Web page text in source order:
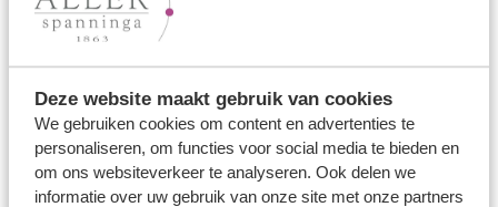
Deze website maakt gebruik van cookies
We gebruiken cookies om content en advertenties te
personaliseren, om functies voor social media te bieden en
om ons websiteverkeer te analyseren. Ook delen we
informatie over uw gebruik van onze site met onze partners
Trouwringen
Memoireringen
Verlovingsringen
Vriendschapsringen
Over ons